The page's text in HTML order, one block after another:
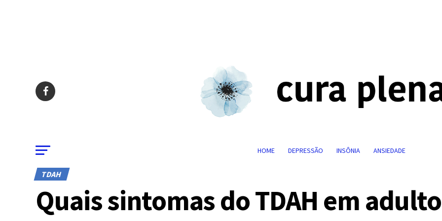
HOME DEPRESSÃO INSÔNIA ANSIEDADE
TDAH
Quais sintomas do TDAH em